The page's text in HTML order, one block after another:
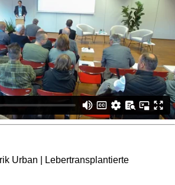
Urban | Lebertransplantierte